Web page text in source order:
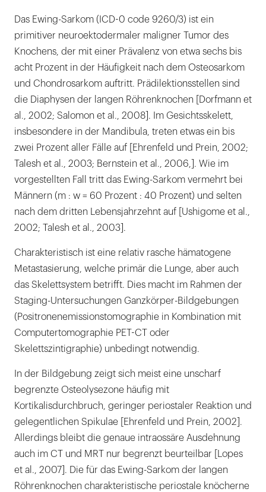
Das Ewing-Sarkom (ICD-0 code 9260/3) ist ein
primitiver neuroektodermaler maligner Tumor des
Knochens, der mit einer Prävalenz von etwa sechs bis
acht Prozent in der Häufigkeit nach dem Osteosarkom
und Chondrosarkom auftritt. Prädilektionsstellen sind
die Diaphysen der langen Röhrenknochen [Dorfmann et
al., 2002; Salomon et al., 2008]. Im Gesichtsskelett,
insbesondere in der Mandibula, treten etwas ein bis
zwei Prozent aller Fälle auf [Ehrenfeld und Prein, 2002;
Talesh et al., 2003; Bernstein et al., 2006,]. Wie im
vorgestellten Fall tritt das Ewing-Sarkom vermehrt bei
Männern (m : w = 60 Prozent : 40 Prozent) und selten
nach dem dritten Lebensjahrzehnt auf [Ushigome et al.,
2002; Talesh et al., 2003].
Charakteristisch ist eine relativ rasche hämatogene
Metastasierung, welche primär die Lunge, aber auch
das Skelettsystem betrifft. Dies macht im Rahmen der
Staging-Untersuchungen Ganzkörper-Bildgebungen
(Positronenemissionstomographie in Kombination mit
Computertomographie PET-CT oder
Skelettszintigraphie) unbedingt notwendig.
In der Bildgebung zeigt sich meist eine unscharf
begrenzte Osteolysezone häufig mit
Kortikalisdurchbruch, geringer periostaler Reaktion und
gelegentlichen Spikulae [Ehrenfeld und Prein, 2002].
Allerdings bleibt die genaue intraossäre Ausdehnung
auch im CT und MRT nur begrenzt beurteilbar [Lopes
et al., 2007]. Die für das Ewing-Sarkom der langen
Röhrenknochen charakteristische periostale knöcherne